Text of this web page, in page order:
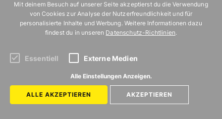
Mit deinem Besuch auf unserer Seite akzeptierst du die Verwendung
von Cookies zur Analyse der Nutzerfreundlichkeit und für
personalisierte Inhalte und Werbung. Weitere Informationen dazu
findest du in unseren Datenschutz-Richtlinien.
Essentiell Externe Medien
Alle Einstellungen Anzeigen.
ALLE AKZEPTIEREN AKZEPTIEREN